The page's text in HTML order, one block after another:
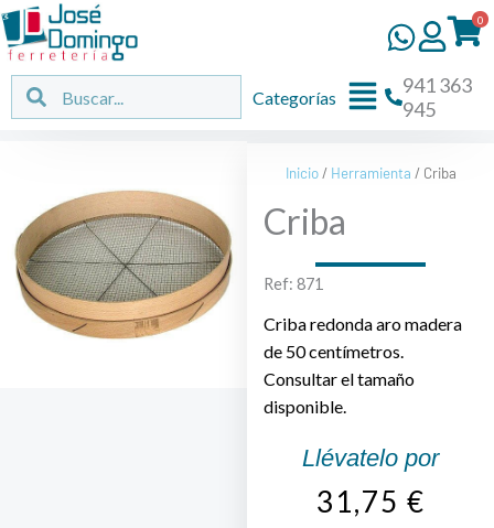
Ir
al
contenido
0
Buscar Buscar
Flyout
Categorías
941 363
945
Inicio/ Herramienta / Criba
Criba
Ref: 871
Criba redonda aro madera
de 50 centímetros.
Consultar el tamaño
disponible.
Llévatelo por
31,75 €